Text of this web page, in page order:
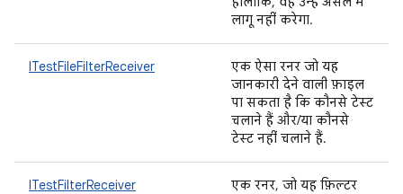
लागू नहीं करेगा.
ITestFileFilterReceiver
एक ऐसा रनर जो यह
जानकारी देने वाली फ़ाइल
पा सकता है कि कौनसे टेस्ट
चलाने हैं और/या कौनसे
टेस्ट नहीं चलाने हैं.
ITestFilterReceiver
एक रनर, जो यह फ़िल्टर